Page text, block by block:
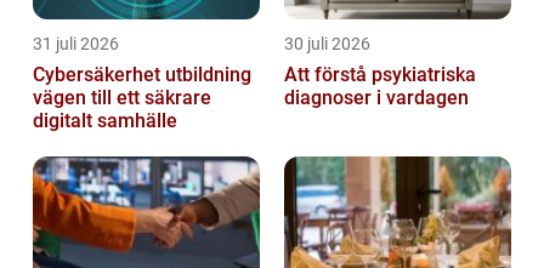
31 juli 2026
Cybersäkerhet utbildning
vägen till ett säkrare
digitalt samhälle
30 juli 2026
Att förstå psykiatriska
diagnoser i vardagen